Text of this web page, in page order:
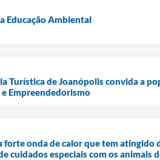
Educação Ambiental
Turística de Joanópolis convida a
Empreendedorismo
forte onda de calor que tem
cuidados especiais com os animais